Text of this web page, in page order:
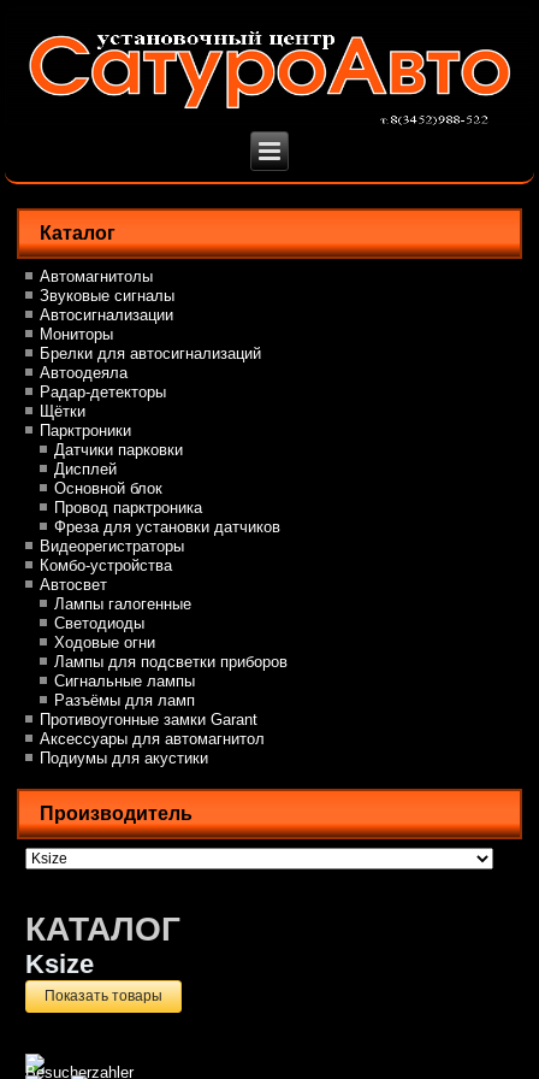
Каталог
Автомагнитолы
Звуковые сигналы
Автосигнализации
Мониторы
Брелки для автосигнализаций
Автоодеяла
Радар-детекторы
Щётки
Парктроники
Датчики парковки
Дисплей
Основной блок
Провод парктроника
Фреза для установки датчиков
Видеорегистраторы
Комбо-устройства
Автосвет
Лампы галогенные
Светодиоды
Ходовые огни
Лампы для подсветки приборов
Сигнальные лампы
Разъёмы для ламп
Противоугонные замки Garant
Аксессуары для автомагнитол
Подиумы для акустики
Производитель
КАТАЛОГ
Ksize
Показать товары